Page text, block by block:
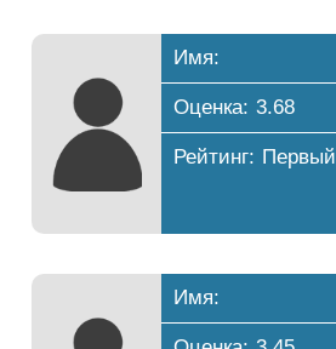
Имя:
Оценка: 3.68
Рейтинг: Первый
Имя: